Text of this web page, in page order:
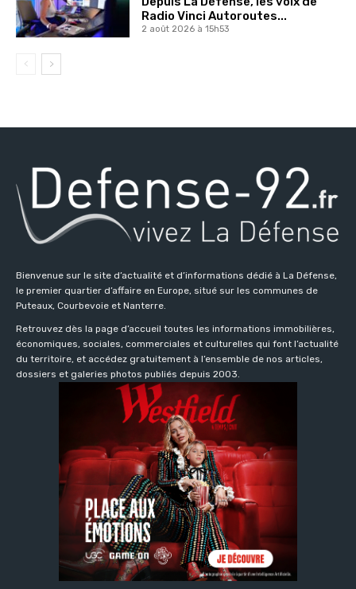
Radio Vinci Autoroutes...
2 août 2026 à 15h53
Bienvenue sur le site d’actualité et d’informations dédié à La Défense,
le premier quartier d’affaire en Europe, situé sur les communes de
Puteaux, Courbevoie et Nanterre.
Retrouvez dès la page d’accueil toutes les informations immobilières,
économiques, sociales, commerciales et culturelles qui font l’actualité
du territoire, et accédez gratuitement à l’ensemble de nos articles,
dossiers et galeries photos publiés depuis 2003.